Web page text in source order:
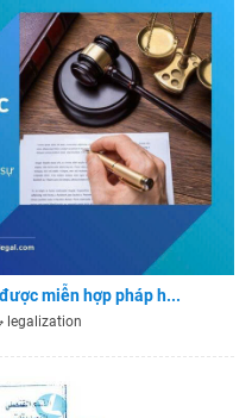
miễn hợp pháp h...
legalization